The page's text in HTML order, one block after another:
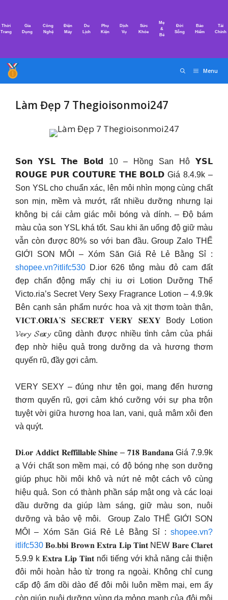
nội
Thời
Trang
Gia
Dụng
Công
Nghệ
Điện
Máy
Du
Lịch
Phụ
Kiện
Dịch
Vụ
Sức
Khỏe
Mẹ
&
Bé
Đời
Sống
Bảo
Hiểm
Tài
Chính
Menu
Làm Đẹp 7 Thegioisonmoi247
𝗦𝗼𝗻 𝗬𝗦𝗟 𝗧𝗵𝗲 𝗕𝗼𝗹𝗱 10 – Hồng San Hô 𝗬𝗦𝗟
𝗥𝗢𝗨𝗚𝗘 𝗣𝗨𝗥 𝗖𝗢𝗨𝗧𝗨𝗥𝗘 𝗧𝗛𝗘 𝗕𝗢𝗟𝗗 Giá 8.4.9k –
Son YSL cho chuẩn xác, lên môi nhìn mọng cùng chất
son mịn, mềm và mướt, rất nhiều dưỡng nhưng lại
không bị cái cảm giác môi bóng và dính. – Độ bám
màu của son YSL khá tốt. Sau khi ăn uống độ giữ màu
vẫn còn được 80% so với ban đầu. Group Zalo THẾ
GIỚI SON MÔI – Xóm Săn Giá Rẻ Lẻ Bằng Sỉ :
shopee.vn?itlifc530 D.ior 626 tông màu đỏ cam đất
đẹp chấn động mấy chị iu ơi Lotion Dưỡng Thể
Victo.ria’s Secret Very Sexy Fragrance Lotion – 4.9.9k
Bên cạnh sản phẩm nước hoa và xịt thơm toàn thân,
𝐕𝐈𝐂𝐓.𝐎𝐑𝐈𝐀’𝐒 𝐒𝐄𝐂𝐑𝐄𝐓 𝐕𝐄𝐑𝐘 𝐒𝐄𝐗𝐘 Body Lotion
𝓥𝓮𝓻𝔂 𝓢𝓮𝒙𝔂 cũng dành được nhiều tình cảm của phái
đẹp nhờ hiệu quả trong dưỡng da và hương thơm
quyến rũ, đầy gợi cảm.
VERY SEXY – đúng như tên gọi, mang đến hương
thơm quyến rũ, gợi cảm khó cưỡng với sự pha trộn
tuyệt vời giữa hương hoa lan, vani, quả mâm xôi đen
và quýt.
𝐃𝐢.𝐨𝐫 𝐀𝐝𝐝𝐢𝐜𝐭 𝐑𝐞𝐟𝐟𝐢𝐥𝐥𝐚𝐛𝐥𝐞 𝐒𝐡𝐢𝐧𝐞 – 𝟕𝟏𝟖 𝐁𝐚𝐧𝐝𝐚𝐧𝐚 Giá 7.9.9k
ạ Với chất son mềm mại, có độ bóng nhẹ son dưỡng
giúp phục hồi môi khô và nứt nẻ một cách vô cùng
hiệu quả. Son có thành phần sáp mật ong và các loại
dầu dưỡng da giúp làm sáng, giữ màu son, nuôi
dưỡng và bảo vệ môi.
Group Zalo THẾ GIỚI SON
MÔI – Xóm Săn Giá Rẻ Lẻ Bằng Sỉ : shopee.vn?
itlifc530 𝐁𝐨.𝐛𝐛𝐢 𝐁𝐫𝐨𝐰𝐧 𝐄𝐱𝐭𝐫𝐚 𝐋𝐢𝐩 𝐓𝐢𝐧𝐭 NEW 𝐁𝐚𝐫𝐞 𝐂𝐥𝐚𝐫𝐞𝐭
5.9.9 k 𝐄𝐱𝐭𝐫𝐚 𝐋𝐢𝐩 𝐓𝐢𝐧𝐭 nổi tiếng với khả năng cải thiện
đôi môi hoàn hảo từ trong ra ngoài. Không chỉ cung
cấp độ ẩm dồi dào để đôi môi luôn mềm mại, em ấy
còn giúp nuôi dưỡng vùng da mỏng manh của đôi môi